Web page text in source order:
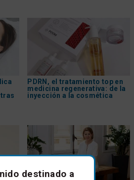
PDRN, el tratamiento top en
medicina regenerativa: de la
inyección a la cosmética
destinado a